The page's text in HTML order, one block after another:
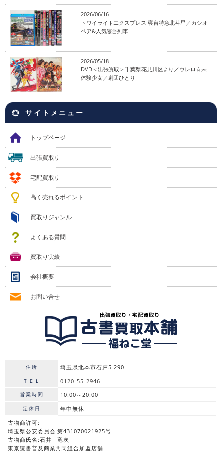
2026/06/16
トワイライトエクスプレス 寝台特急北斗星／カシオ
ペア&人気寝台列車
2026/05/18
DVD＜出張買取＞千葉県花見川区より／ウレロ☆未
体験少女／劇団ひとり
サイトメニュー
トップページ
出張買取り
宅配買取り
高く売れるポイント
買取りジャンル
よくある質問
買取り実績
会社概要
お問い合せ
住所 埼玉県北本市石戸5-290
ＴＥＬ 0120-55-2946
営業時間 10:00～20:00
定休日
年中無休
古物商許可:
埼玉県公安委員会 第431070021925号
古物商氏名:石井 竜次
東京読書普及商業共同組合加盟店舗